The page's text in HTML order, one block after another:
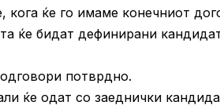
ќе го имаме конечниот
ќе бидат дефинирани
потврдно.
ќе одат со заеднички